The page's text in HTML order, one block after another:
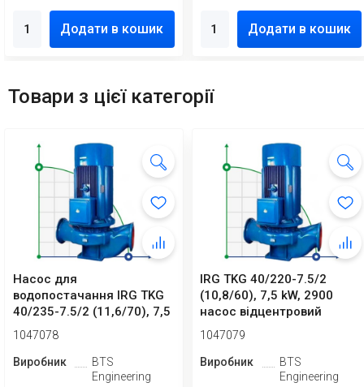
Додати в кошик Додати в кошик
Товари з цієї категорії
Насос для
водопостачання IRG TKG
40/235-7.5/2 (11,6/70), 7,5
kW, 2900
1047078
Виробник
BTS
Engineering
IRG TKG 40/220-7.5/2
(10,8/60), 7,5 kW, 2900
насос відцентровий
вертикальний
1047079
Виробник
BTS
Engineering